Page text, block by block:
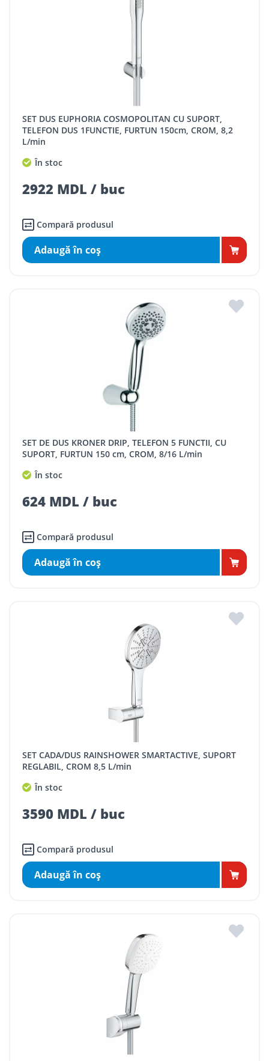
SET DUS EUPHORIA COSMOPOLITAN CU SUPORT,
TELEFON DUS 1FUNCTIE, FURTUN 150cm, CROM, 8,2
L/min
În stoc
2922 MDL / buc
Compară produsul
Adaugă în coş
SET DE DUS KRONER DRIP, TELEFON 5 FUNCTII, CU
SUPORT, FURTUN 150 cm, CROM, 8/16 L/min
În stoc
624 MDL / buc
Compară produsul
Adaugă în coş
SET CADA/DUS RAINSHOWER SMARTACTIVE, SUPORT
REGLABIL, CROM 8,5 L/min
În stoc
3590 MDL / buc
Compară produsul
Adaugă în coş